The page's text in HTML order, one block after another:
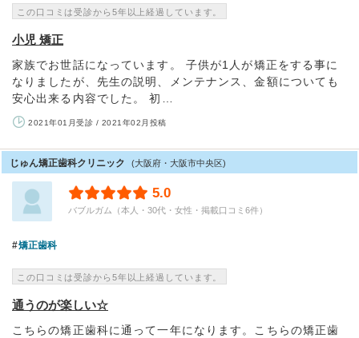
この口コミは受診から5年以上経過しています。
小児 矯正
家族でお世話になっています。 子供が1人が矯正をする事に
なりましたが、先生の説明、メンテナンス、金額についても
安心出来る内容でした。 初…
2021年01月受診 / 2021年02月投稿
じゅん矯正歯科クリニック (大阪府・大阪市中央区)
5.0
バブルガム（本人・30代・女性・掲載口コミ6件）
矯正歯科
この口コミは受診から5年以上経過しています。
通うのが楽しい☆
こちらの矯正歯科に通って一年になります。こちらの矯正歯